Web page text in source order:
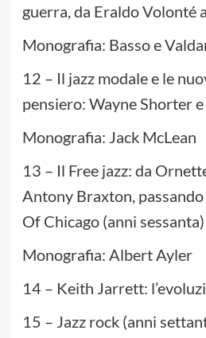
guerra, da Eraldo Volonté
Monografia: Basso e
12 – Il jazz modale e le
pensiero: Wayne Shorter
Monografia: Jack McLean
13 – Il Free jazz: da
Antony Braxton,
Of Chicago (anni sessanta)
Monografia: Albert Ayler
14 – Keith Jarrett:
15 – Jazz rock (anni